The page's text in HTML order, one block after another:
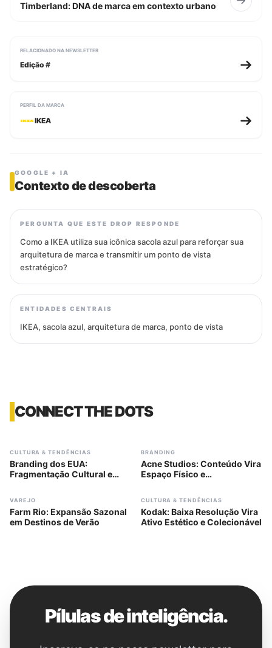
Timberland: DNA de marca em contexto urbano
RELACIONADO NA NEWSLETTER
Edição #
PERFIL DA MARCA
IKEA
GOOGLE + IA
Contexto de descoberta
PERGUNTA QUE ESTE DROP RESPONDE
Como a IKEA utiliza sua icônica sacola azul para reforçar sua
arquitetura de marca e transmitir um ponto de vista
estratégico?
ENTIDADES CENTRAIS
IKEA, sacola azul, arquitetura de marca, ponto de vista
CONNECT THE DOTS
#303
CULTURA & TENDÊNCIAS
Branding dos EUA:
Fragmentação Cultural e
#304
BRANDING
Acne Studios: Conteúdo Vira
Espaço Físico e
#305
VAREJO
Farm Rio: Expansão Sazonal
em Destinos de Verão
#306
CULTURA & TENDÊNCIAS
Kodak: Baixa Resolução Vira
Ativo Estético e Colecionável
Pílulas de inteligência.